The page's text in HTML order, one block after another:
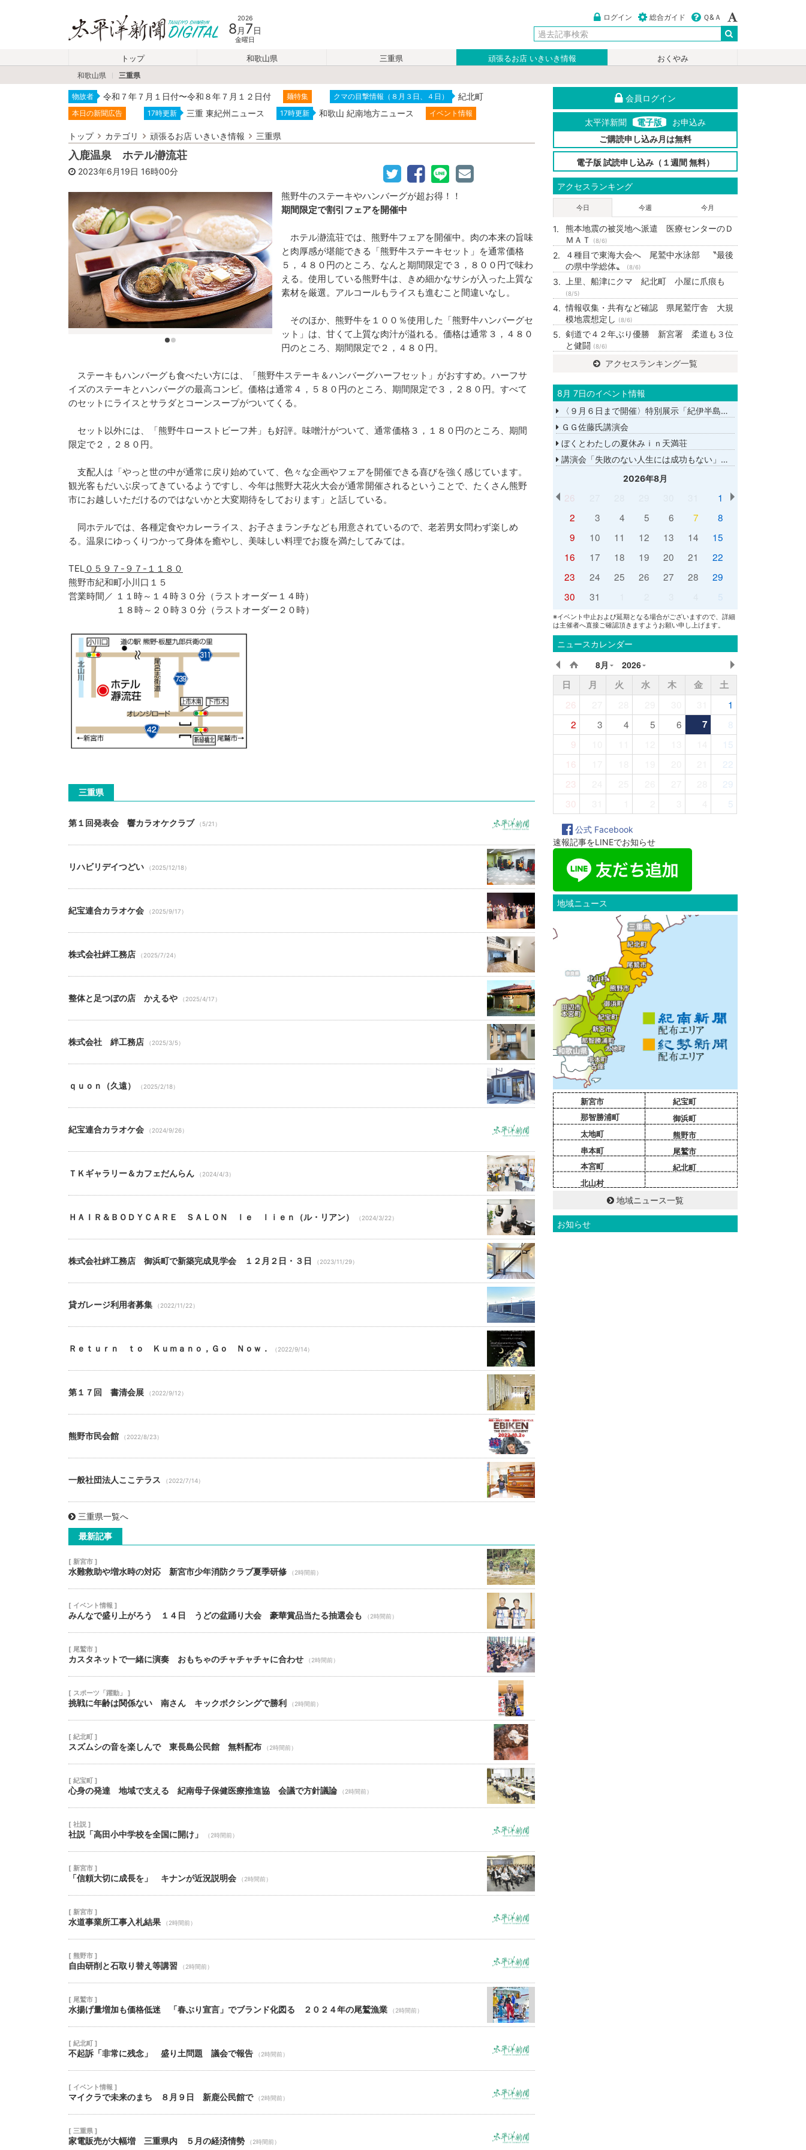
2026
8 月 7日
金曜日
ログイン 総合ガイド Ｑ&Ａ
トップ 和歌山県 三重県 頑張るお店 いきいき情報
おくやみ
和歌山県
三重県
物故者 令和７年７月１日付〜令和８年７月１２日付 麺特集 クマの目撃情報（８月３日、４日） 紀北町
本日の新聞広告 17時更新 三重 東紀州ニュース 17時更新 和歌山 紀南地方ニュース イベント情報
トップ カテゴリ 頑張るお店 いきいき情報 三重県
入鹿温泉 ホテル瀞流荘
2023年6月19日 16時00分
熊野牛のステーキやハンバーグが超お得！！
期間限定で割引フェアを開催中
ホテル瀞流荘では、熊野牛フェアを開催中。肉の本来の旨味
と肉厚感が堪能できる「熊野牛ステーキセット」を通常価格
５，４８０円のところ、なんと期間限定で３，８００円で味わ
える。使用している熊野牛は、きめ細かなサシが入った上質な
素材を厳選。アルコールもライスも進むこと間違いなし。
そのほか、熊野牛を１００％使用した「熊野牛ハンバーグセ
ット」は、甘くて上質な肉汁が溢れる。価格は通常３，４８０
円のところ、期間限定で２，４８０円。
ステーキもハンバーグも食べたい方には、「熊野牛ステーキ＆ハンバーグハーフセット」がおすすめ。ハーフサ
イズのステーキとハンバーグの最高コンビ。価格は通常４，５８０円のところ、期間限定で３，２８０円。すべて
のセットにライスとサラダとコーンスープがついてくる。
セット以外には、「熊野牛ローストビーフ丼」も好評。味噌汁がついて、通常価格３，１８０円のところ、期間
限定で２，２８０円。
支配人は「やっと世の中が通常に戻り始めていて、色々な企画やフェアを開催できる喜びを強く感じています。
観光客もだいぶ戻ってきているようですし、今年は熊野大花火大会が通常開催されるということで、たくさん熊野
市にお越しいただけるのではないかと大変期待をしております」と話している。
同ホテルでは、各種定食やカレーライス、お子さまランチなども用意されているので、老若男女問わず楽しめ
る。温泉にゆっくりつかって身体を癒やし、美味しい料理でお腹を満たしてみては。
TEL ０５９７-９７-１１８０
熊野市紀和町小川口１５
営業時間／ １１時～１４時３０分（ラストオーダー１４時）
１８時～２０時３０分（ラストオーダー２０時）
三重県
第１回発表会 響カラオケクラブ （5/21）
リハビリデイつどい （2025/12/18）
紀宝連合カラオケ会 （2025/9/17）
株式会社絆工務店 （2025/7/24）
整体と足つぼの店 かえるや （2025/4/17）
株式会社 絆工務店 （2025/3/5）
ｑｕｏｎ（久遠） （2025/2/18）
紀宝連合カラオケ会 （2024/9/26）
ＴＫギャラリー＆カフェだんらん （2024/4/3）
ＨＡＩＲ＆ＢＯＤＹＣＡＲＥ ＳＡＬＯＮ ｌｅ ｌｉｅｎ（ル・リアン） （2024/3/22）
株式会社絆工務店 御浜町で新築完成見学会 １２月２日・３日 （2023/11/29）
貸ガレージ利用者募集 （2022/11/22）
Ｒｅｔｕｒｎ ｔｏ Ｋｕｍａｎｏ，Ｇｏ Ｎｏｗ． （2022/9/14）
第１７回 書清会展 （2022/9/12）
熊野市民会館 （2022/8/23）
一般社団法人ここテラス （2022/7/14）
三重県一覧へ
最新記事
[ 新宮市 ]
水難救助や増水時の対応 新宮市少年消防クラブ夏季研修 （2時間前）
[ イベント情報 ]
みんなで盛り上がろう １４日 うどの盆踊り大会 豪華賞品当たる抽選会も （2時間前）
[ 尾鷲市 ]
カスタネットで一緒に演奏 おもちゃのチャチャチャに合わせ （2時間前）
[ スポーツ「躍動」 ]
挑戦に年齢は関係ない 南さん キックボクシングで勝利 （2時間前）
[ 紀北町 ]
スズムシの音を楽しんで 東長島公民館 無料配布 （2時間前）
[ 紀宝町 ]
心身の発達 地域で支える 紀南母子保健医療推進協 会議で方針議論 （2時間前）
[ 社説 ]
社説「高田小中学校を全国に開け」 （2時間前）
[ 新宮市 ]
「信頼大切に成長を」 キナンが近況説明会 （2時間前）
[ 新宮市 ]
水道事業所工事入札結果 （2時間前）
[ 熊野市 ]
自由研削と石取り替え等講習 （2時間前）
[ 尾鷲市 ]
水揚げ量増加も価格低迷 「春ぶり宣言」でブランド化図る ２０２４年の尾鷲漁業 （2時間前）
[ 紀北町 ]
不起訴「非常に残念」 盛り土問題 議会で報告 （2時間前）
[ イベント情報 ]
マイクラで未来のまち ８月９日 新鹿公民館で （2時間前）
[ 三重県 ]
家電販売が大幅増 三重県内 ５月の経済情勢 （2時間前）
会員ログイン
太平洋新聞 電子版
お申込み
ご購読申し込み月は無料
電子版 試読申し込み（１週間 無料）
アクセスランキング
今日 今週 今月
熊本地震の被災地へ派遣 医療センターのＤ
ＭＡＴ
(8/6)
４種目で東海大会へ 尾鷲中水泳部 〝最後
の県中学総体〟
(8/6)
上里、船津にクマ 紀北町 小屋に爪痕も
(8/5)
情報収集・共有など確認 県尾鷲庁舎 大規
模地震想定し
(8/6)
剣道で４２年ぶり優勝 新宮署 柔道も３位
と健闘 (8/6)
アクセスランキング一覧
8月 7日のイベント情報
〈９月６日まで開催〉特別展示「紀伊半島大水害から１５年－あの日を忘れない－」
ＧＧ佐藤氏講演会
ぼくとわたしの夏休みｉｎ天満荘
講演会「失敗のない人生には成功もない」講師：ＧＧ佐藤さん
2026年8月
26
1
2
3 4 5 6 7
8
9
10 11 12 13 14
15
16
17 18 19 20 21
22
23
24 25 26 27 28
29
30
31 5
※イベント中止および延期となる場合がございますので、詳細
は主催者へ直接ご確認頂きますようお願い申し上げます。
ニュースカレンダー
8月 2026
日 月 火 水 木 金
土
26
1
2
3 4 5 6 7
8
9
15
16
22
23
29
30
5
公式 Facebook
速報記事をLINEでお知らせ
地域ニュース
新宮市
那智勝浦町
太地町
串本町
本宮町
北山村
紀宝町
御浜町
熊野市
尾鷲市
紀北町
地域ニュース一覧
お知らせ